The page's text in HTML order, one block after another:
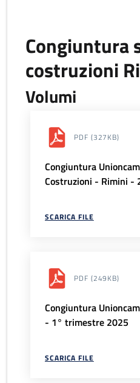
Congiuntura
costruzioni
Volumi
PDF (327KB)
Congiuntura
Costruzioni - Rimini -
SCARICA FILE
PDF (249KB)
Congiuntura
- 1° trimestre 2025
SCARICA FILE